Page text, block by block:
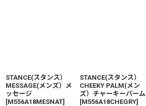
STANCE(スタンス）
MESSAGE(メンズ）メ
ッセージ
[M556A18MESNAT]
STANCE(スタンス）
CHEEKY PALM(メン
ズ）チャーキーパーム
[M556A18CHEGRY]